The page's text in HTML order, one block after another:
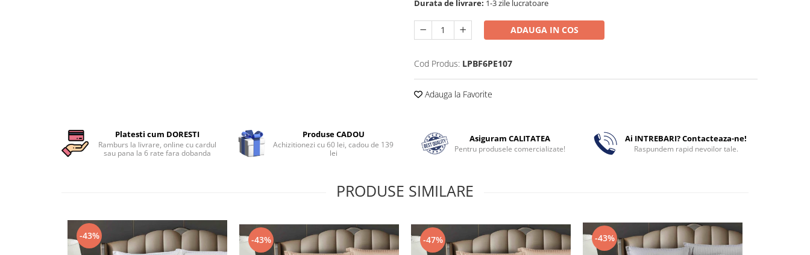
Lenjerii De Pat Damasc 1 Persoana
Durata de livrare: 1-3 zile lucratoare
ADAUGA IN COS
Cod Produs: LPBF6PE107
Adauga la Favorite
Platesti cum DORESTI
Ramburs la livrare, online cu cardul
sau pana la 6 rate fara dobanda
Produse CADOU
Achizitionezi cu 60 lei, cadou de 139
lei
Asiguram CALITATEA
Pentru produsele comercializate!
Ai INTREBARI? Contacteaza-ne!
Raspundem rapid nevoilor tale.
PRODUSE SIMILARE
-43% -43% -47% -43%